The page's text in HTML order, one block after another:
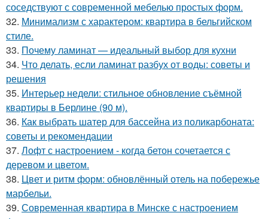
соседствуют с современной мебелью простых форм.
32. Минимализм с характером: квартира в бельгийском
стиле.
33. Почему ламинат — идеальный выбор для кухни
34. Что делать, если ламинат разбух от воды: советы и
решения
35. Интерьер недели: стильное обновление съёмной
квартиры в Берлине (90 м).
36. Как выбрать шатер для бассейна из поликарбоната:
советы и рекомендации
37. Лофт с настроением - когда бетон сочетается с
деревом и цветом.
38. Цвет и ритм форм: обновлённый отель на побережье
марбельи.
39. Современная квартира в Минске с настроением